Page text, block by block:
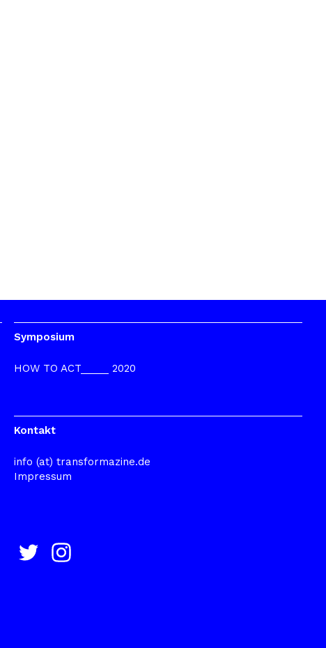
Symposium
HOW TO ACT_____ 2020
Kontakt
info (at) transformazine.de
Impressum